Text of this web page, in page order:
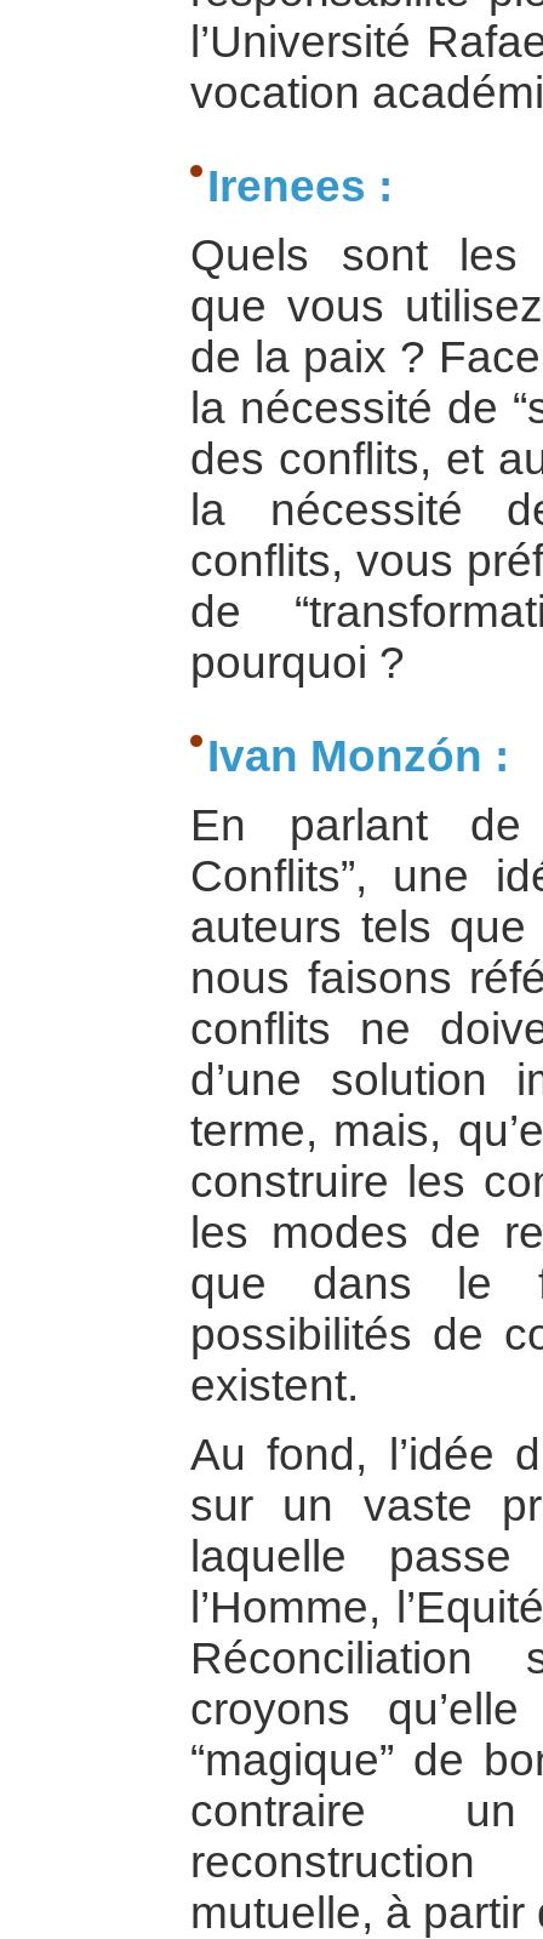
l’Université
vocation
Irenees :
Quels sont les
que vous
de la paix ?
la nécessité de
des conflits, et
la nécessité
conflits, vous
de
pourquoi ?
Ivan Monzón :
En parlant de
Conflits”, une
auteurs tels
nous faisons
conflits ne
d’une solution
terme, mais,
construire les
les modes de
que dans le
possibilités de
existent.
Au fond, l’idée
sur un vaste
laquelle
l’Homme,
croyons
“magique” de
contraire
mutuelle, à partir